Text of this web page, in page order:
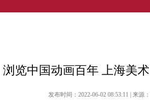
浏览中国动画百年 上海美
发布时间：2022-06-02 08:53:11 | 来